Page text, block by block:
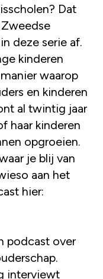
Dat
deze serie af.
kinderen
waarop
en kinderen
al twintig jaar
haar kinderen
opgroeien.
je blij van
aan het
hier:
podcast over
interviewt